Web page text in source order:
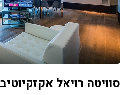
סוויטה רויאל אקזקיוטיב